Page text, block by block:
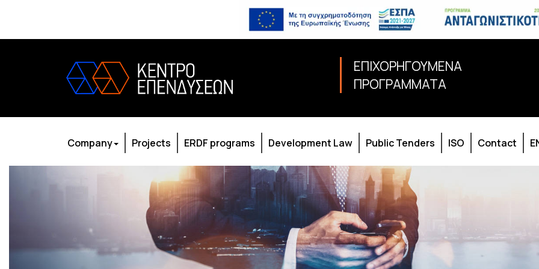
ΕΠΙΧΟΡΗΓΟΥΜΕΝΑ
ΠΡΟΓΡΑΜΜΑΤΑ
Company Projects ERDF programs Development Law Public Tenders ISO Contact